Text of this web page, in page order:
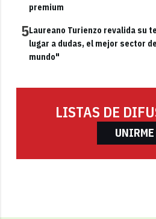
premium
5Laureano Turienzo revalida su
lugar a dudas, el mejor sector
mundo"
LISTAS DE
UNIRME